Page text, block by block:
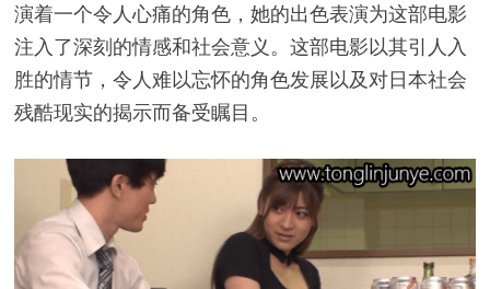
演着一个令人心痛的角色，她的出色表演为这部电影
注入了深刻的情感和社会意义。这部电影以其引人入
胜的情节，令人难以忘怀的角色发展以及对日本社会
残酷现实的揭示而备受瞩目。